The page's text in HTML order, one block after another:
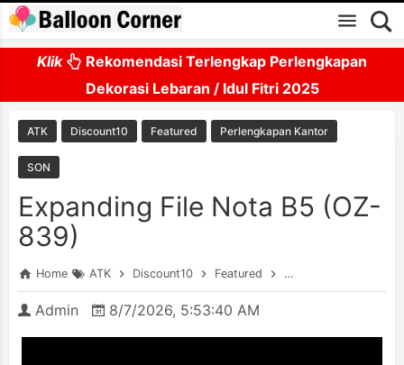
Skip to main content
Klik
Rekomendasi Terlengkap Perlengkapan
Dekorasi Lebaran / Idul Fitri 2025
ATK Discount10 Featured Perlengkapan Kantor
SON
Expanding File Nota B5 (OZ-
839)
Home ATK Discount10 Featured Perlengkapan Kantor
Admin 8/7/2026, 5:53:40 AM